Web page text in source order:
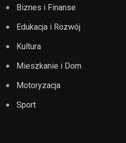
Biznes i Finanse
Edukacja i Rozwój
Kultura
Mieszkanie i Dom
Motoryzacja
Sport